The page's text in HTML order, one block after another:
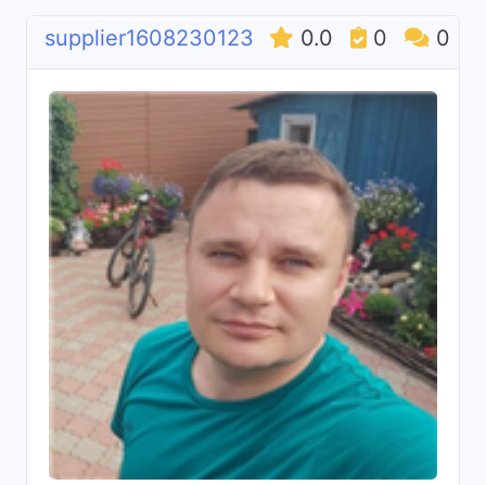
0.0 0 0
supplier1608230123